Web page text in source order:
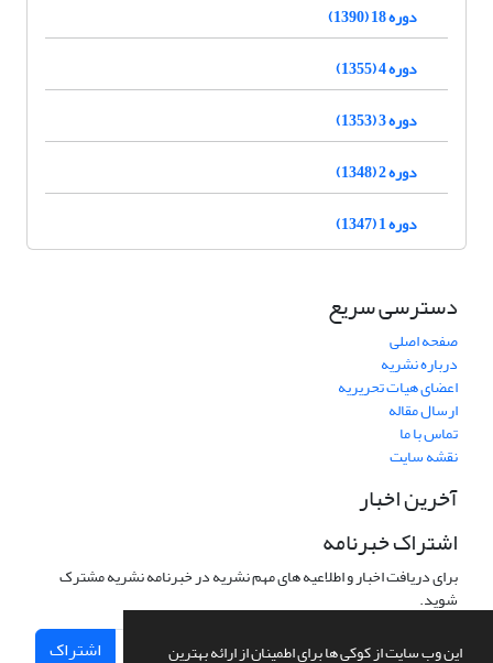
این وب سایت از کوکی ها برای اطمینان از ارائه بهترین
دوره 18 (1390)
دوره 4 (1355)
دوره 3 (1353)
دوره 2 (1348)
دوره 1 (1347)
دسترسی سریع
صفحه اصلی
درباره نشریه
اعضای هیات تحریریه
ارسال مقاله
تماس با ما
نقشه سایت
آخرین اخبار
اشتراک خبرنامه
برای دریافت اخبار و اطلاعیه های مهم نشریه در خبرنامه نشریه مشترک
شوید.
اشتراک